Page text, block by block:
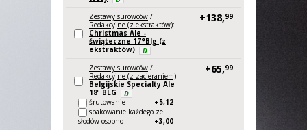
Zestawy surowców /
Redakcyjne (z ekstraktów):
Christmas Ale -
świąteczne 17°Blg (z
ekstraktów)
D
+138,99
Zestawy surowców /
Redakcyjne (z zacieraniem):
Belgijskie Specialty Ale
18º BLG
D
+65,99
śrutowanie +5,12
spakowanie każdego ze
słodów osobno
+3,00